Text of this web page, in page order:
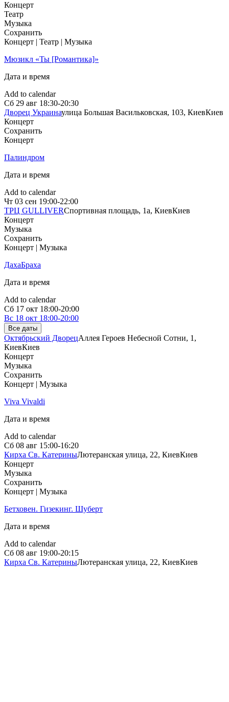
Концерт
Театр
Музыка
Сохранить
Концерт | Театр | Музыка
Мюзикл «Ты [Романтика]»
Дата и время
Add to calendar
Сб 29 авг 18:30-20:30
Дворец Украинаулица Большая Васильковская, 103, КиевКиев
Концерт
Сохранить
Концерт
Палиндром
Дата и время
Add to calendar
Чт 03 сен 19:00-22:00
ТРЦ GULLIVERСпортивная площадь, 1a, КиевКиев
Концерт
Музыка
Сохранить
Концерт | Музыка
ДахаБраха
Дата и время
Add to calendar
Сб 17 окт 18:00-20:00
Вс 18 окт 18:00-20:00
Все даты
Октябрьский ДворецАллея Героев Небесной Сотни, 1,
КиевКиев
Концерт
Музыка
Сохранить
Концерт | Музыка
Viva Vivaldi
Дата и время
Add to calendar
Сб 08 авг 15:00-16:20
Кирха Св. КатериныЛютеранская улица, 22, КиевКиев
Концерт
Музыка
Сохранить
Концерт | Музыка
Бетховен. Гизекинг. Шуберт
Дата и время
Add to calendar
Сб 08 авг 19:00-20:15
Кирха Св. КатериныЛютеранская улица, 22, КиевКиев